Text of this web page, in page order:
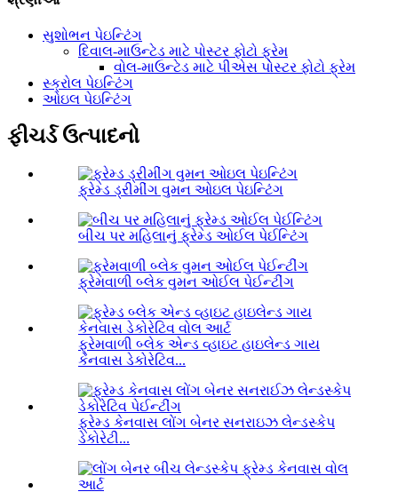
સુશોભન પેઇન્ટિંગ
દિવાલ-માઉન્ટેડ માટે પોસ્ટર ફોટો ફ્રેમ
વોલ-માઉન્ટેડ માટે પીએસ પોસ્ટર ફોટો ફ્રેમ
સ્ક્રોલ પેઇન્ટિંગ
ઓઇલ પેઇન્ટિંગ
ફીચર્ડ ઉત્પાદનો
ફ્રેમ્ડ ડ્રીમીંગ વુમન ઓઇલ પેઇન્ટિંગ
બીચ પર મહિલાનું ફ્રેમ્ડ ઓઈલ પેઈન્ટિંગ
ફ્રેમવાળી બ્લેક વુમન ઓઈલ પેઈન્ટીંગ
ફ્રેમવાળી બ્લેક એન્ડ વ્હાઇટ હાઇલેન્ડ ગાય
કેનવાસ ડેકોરેટિવ...
ફ્રેમ્ડ કેનવાસ લોંગ બેનર સનરાઇઝ લેન્ડસ્કેપ
ડેકોરેટી...